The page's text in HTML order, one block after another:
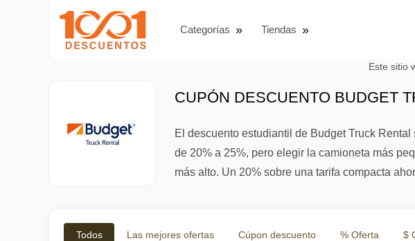
Categorías Tiendas
Este sitio
CUPÓN DESCUENTO BUDGET
El descuento estudiantil de Budget Truck
de 20% a 25%, pero elegir la camioneta más
más alto. Un 20% sobre una tarifa compacta
Todos Las mejores ofertas Cúpon descuento % Oferta $